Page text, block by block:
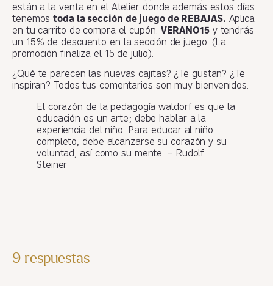
están a la venta en el Atelier donde además estos días
tenemostoda la sección de juego de REBAJAS. Aplica
en tu carrito de compra el cupón: VERANO15y tendrás
un 15% de descuento en la sección de juego. (La
promoción finaliza el 15 de julio).
¿Qué te parecen las nuevas cajitas? ¿Te gustan? ¿Te
inspiran? Todos tus comentarios son muy bienvenidos.
El corazón de la pedagogía waldorf es que la
educación es un arte; debe hablar a la
experiencia del niño. Para educar al niño
completo, debe alcanzarse su corazón y su
voluntad, así como su mente. – Rudolf
Steiner
9 respuestas